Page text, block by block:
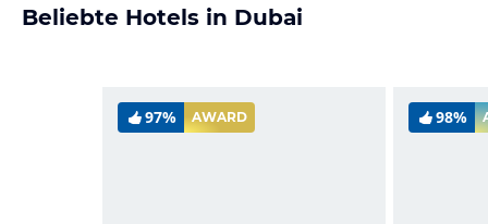
Beliebte Hotels in Dubai
97% AWARD 98%